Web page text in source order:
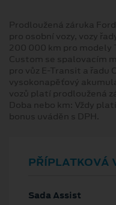
Prodloužená záruka
pro osobní vozy, vozy
200 000 km pro modely
Custom se spalovacím
pro vůz E-Transit a řadu
vysokonapěťový
vozů platí prodloužená
Doba nebo km: Vždy
bonus uváděn s DPH.
PŘÍPLATKOVÁ
Sada Assist